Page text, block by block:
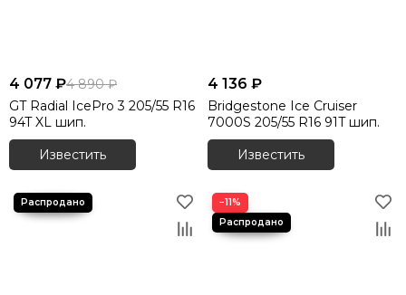
4 077 ₽4 890 ₽
GT Radial IcePro 3 205/55 R16
94T XL шип.
Известить
4 136 ₽
Bridgestone Ice Cruiser
7000S 205/55 R16 91T шип.
Известить
−11%